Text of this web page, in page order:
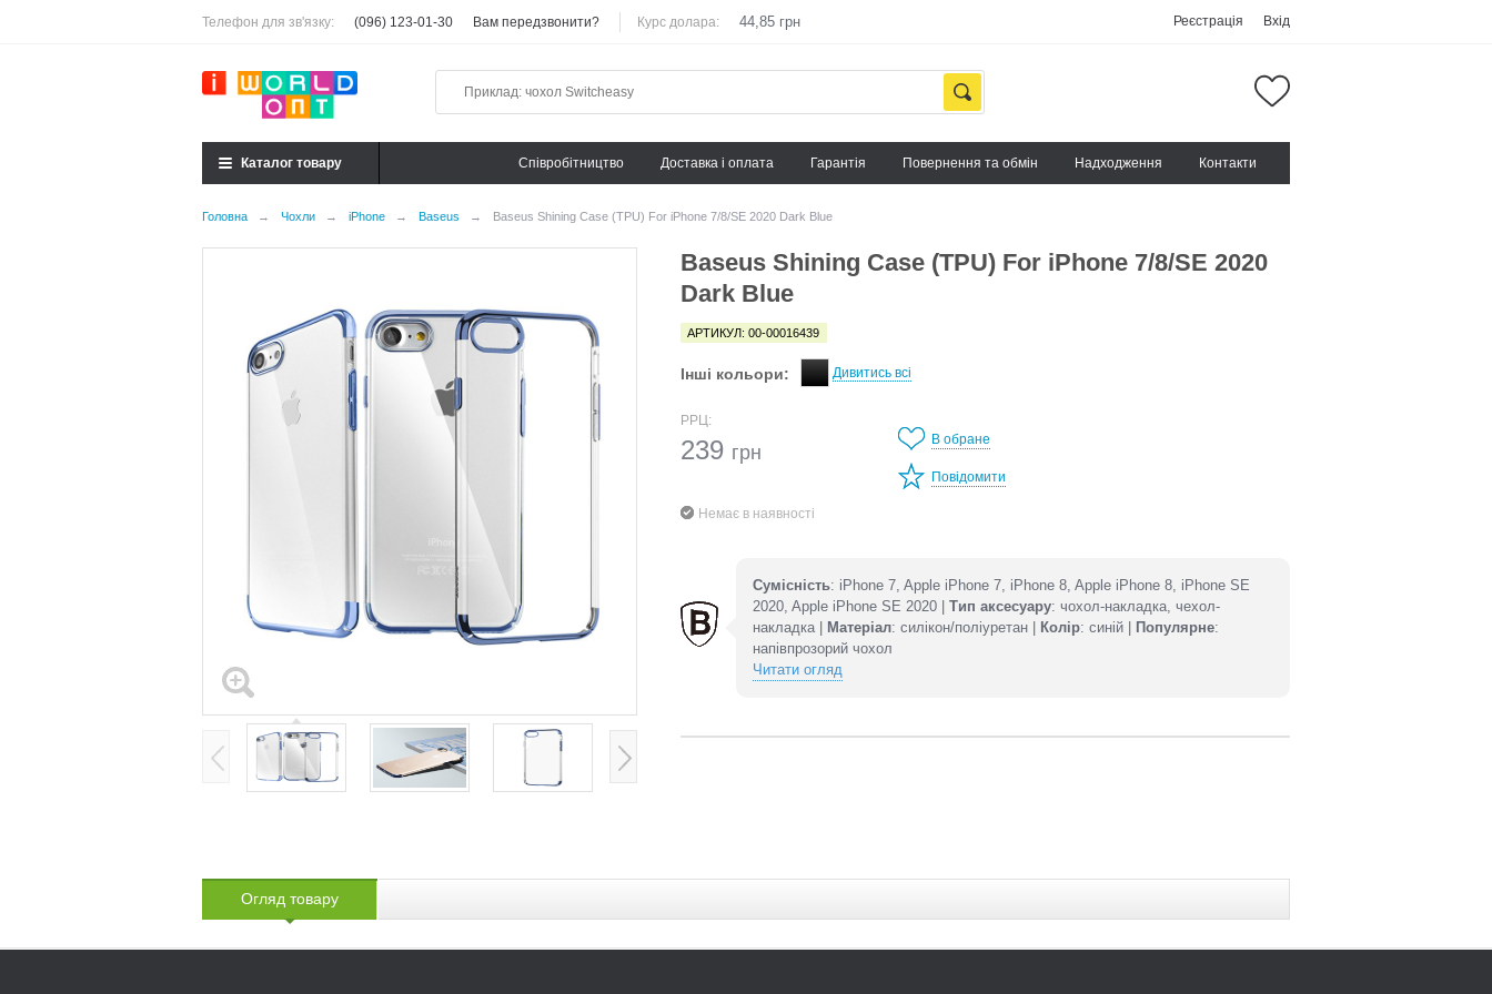
Каталог товару Cпівробітництво Доставка і оплата Гарантія Повернення та обмін Надходження Контакти
Телефон для зв'язку: (096) 123-01-30 Вам передзвонити? Курс долара: 44,85 грн Реєстрація Вхід
Головна → Чохли → iPhone → Baseus → Baseus Shining Case (TPU) For iPhone 7/8/SE 2020 Dark Blue
Baseus Shining Case (TPU) For iPhone 7/8/SE 2020
Dark Blue
АРТИКУЛ: 00-00016439
Інші кольори: Дивитись всі
РРЦ:
239 грн
Немає в наявності
В обране
Повідомити
Сумісність: iPhone 7, Apple iPhone 7, iPhone 8, Apple iPhone 8, iPhone SE
2020, Apple iPhone SE 2020 |Тип аксесуару: чохол-накладка, чехол-
накладка |
Матеріал: силікон/поліуретан | Колір: синій | Популярне:
напівпрозорий чохол
Читати огляд
Огляд товару